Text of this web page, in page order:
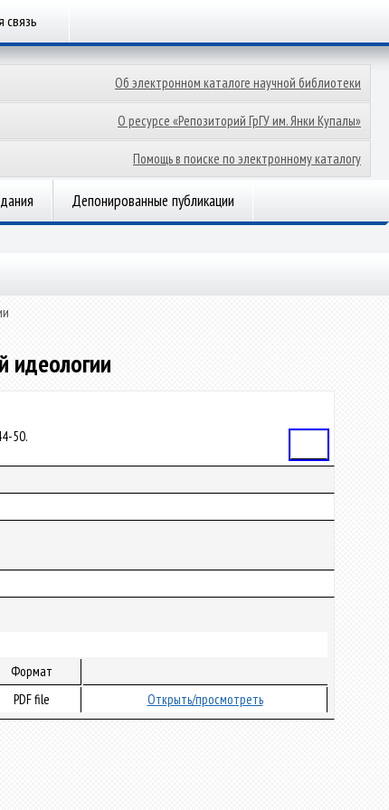
связь
Об электронном каталоге научной библиотеки
О ресурсе «Репозиторий ГрГУ им. Янки Купалы»
Помощь в поиске по электронному каталогу
Депонированные публикации
идеологии
50.
Формат
PDF file Открыть/просмотреть